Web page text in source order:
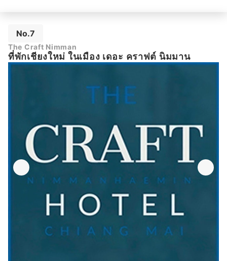
No.7
The Craft Nimman
ที่พักเชียงใหม่ ในเมือง เดอะ คราฟต์ นิมมาน